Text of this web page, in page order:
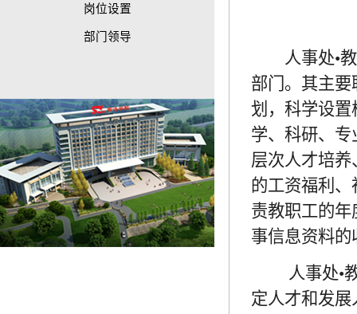
岗位设置
部门领导
人事处•
部门。其主
划，科学设置
学、科研、
层次人才培
的工资福利
责教职工的
事信息资料
人事处•
定人才和发